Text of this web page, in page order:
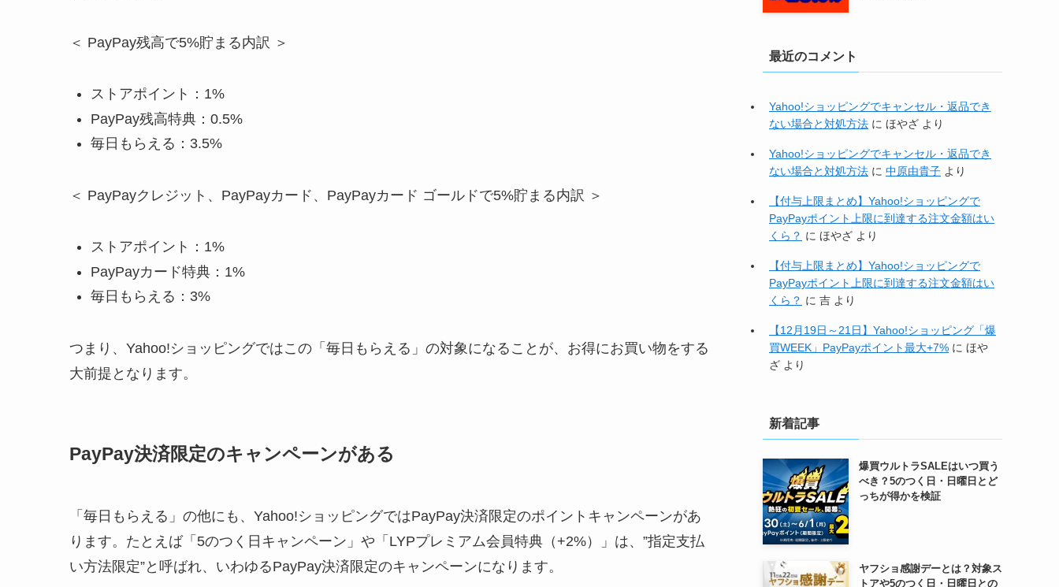
＜ PayPay残高で5%貯まる内訳 ＞
ストアポイント：1%
PayPay残高特典：0.5%
毎日もらえる：3.5%
＜ PayPayクレジット、PayPayカード、PayPayカード ゴールドで5%貯まる内訳 ＞
ストアポイント：1%
PayPayカード特典：1%
毎日もらえる：3%
つまり、Yahoo!ショッピングではこの「毎日もらえる」の対象になることが、お得にお買い物をする
大前提となります。
PayPay決済限定のキャンペーンがある
「毎日もらえる」の他にも、Yahoo!ショッピングではPayPay決済限定のポイントキャンペーンがあ
ります。たとえば「5のつく日キャンペーン」や「LYPプレミアム会員特典（+2%）」は、”指定支払
い方法限定”と呼ばれ、いわゆるPayPay決済限定のキャンペーンになります。
最近のコメント
Yahoo!ショッピングでキャンセル・返品でき
ない場合と対処方法 に ほやざ より
Yahoo!ショッピングでキャンセル・返品でき
ない場合と対処方法 に 中原由貴子 より
【付与上限まとめ】Yahoo!ショッピングで
PayPayポイント上限に到達する注文金額はい
くら？ に ほやざ より
【付与上限まとめ】Yahoo!ショッピングで
PayPayポイント上限に到達する注文金額はい
くら？ に 吉 より
【12月19日～21日】Yahoo!ショッピング「爆
買WEEK」PayPayポイント最大+7% に ほや
ざ より
新着記事
爆買ウルトラSALEはいつ買う
べき？5のつく日・日曜日とど
っちが得かを検証
ヤフショ感謝デーとは？対象ス
トアや5のつく日・日曜日との